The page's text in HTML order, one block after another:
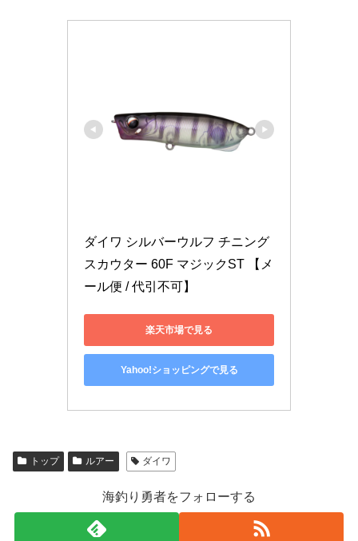
ダイワ シルバーウルフ チニング
スカウター 60F マジックST 【メ
ール便 / 代引不可】
楽天市場で見る
Yahoo!ショッピングで見る
トップ ルアー ダイワ
海釣り勇者をフォローする